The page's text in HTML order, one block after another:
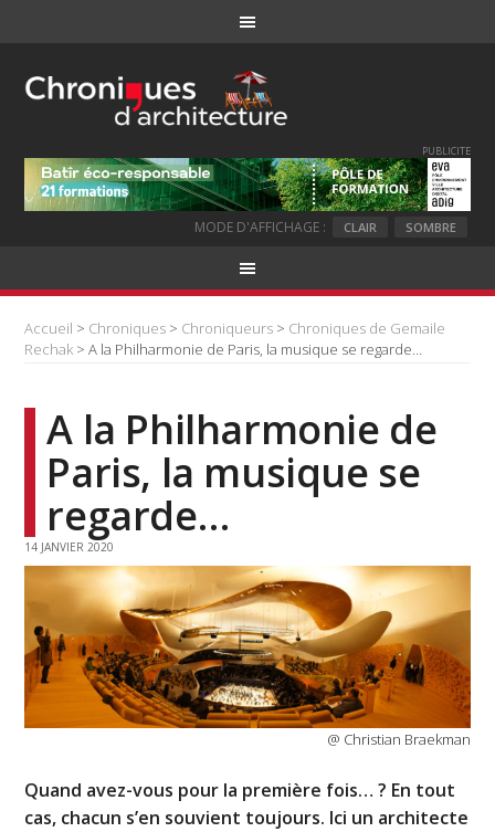
PUBLICITE
MODE D'AFFICHAGE : CLAIR SOMBRE
Accueil > Chroniques > Chroniqueurs > Chroniques de Gemaile
Rechak > A la Philharmonie de Paris, la musique se regarde…
A la Philharmonie de
Paris, la musique se
regarde…
14 JANVIER 2020
@ Christian Braekman
Quand avez-vous pour la première fois… ? En tout
cas, chacun s’en souvient toujours. Ici un architecte